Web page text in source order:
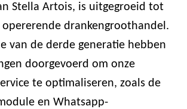
Stella Artois, is uitgegroeid tot
drankengroothandel.
van de derde generatie hebben
doorgevoerd om onze
te optimaliseren, zoals de
en Whatsapp-